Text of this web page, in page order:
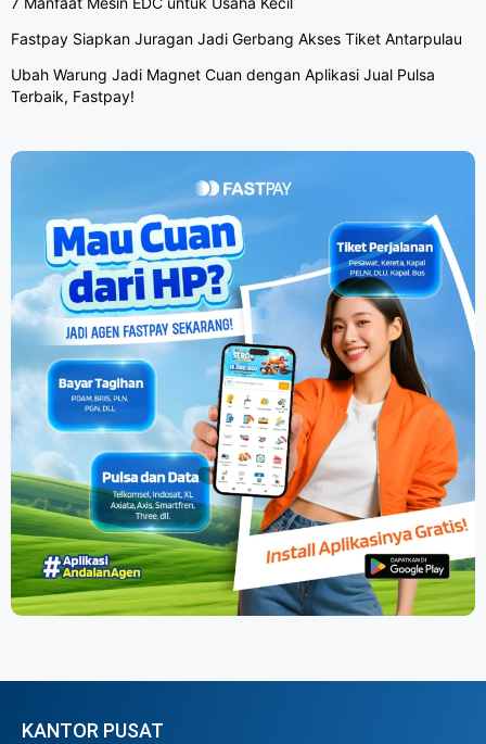
Fastpay Siapkan Juragan Jadi Gerbang Akses Tiket Antarpulau
Ubah Warung Jadi Magnet Cuan dengan Aplikasi Jual Pulsa
Terbaik, Fastpay!
KANTOR PUSAT